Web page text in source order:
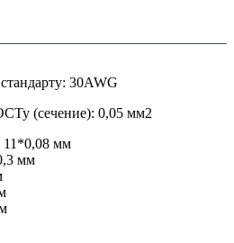
30AWG
(сечение): 0,05 мм2
11*0,08 мм
мм